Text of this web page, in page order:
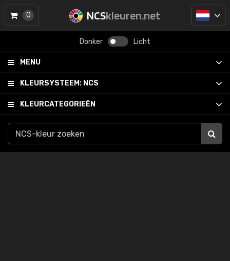
NCSkleuren.net
Donker Licht
MENU
KLEURSYSTEEM: NCS
KLEURCATEGORIEËN
0